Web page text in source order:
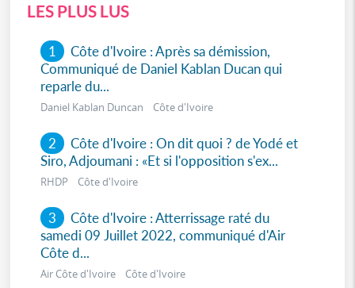
LES PLUS LUS
1 Côte d'Ivoire : Après sa démission,
Communiqué de Daniel Kablan Ducan qui
reparle du...
Daniel Kablan Duncan Côte d'Ivoire
2 Côte d'Ivoire : On dit quoi ? de Yodé et
Siro, Adjoumani : «Et si l'opposition s'ex...
RHDP Côte d'Ivoire
3 Côte d'Ivoire : Atterrissage raté du
samedi 09 Juillet 2022, communiqué d'Air
Côte d...
Air Côte d'Ivoire Côte d'Ivoire